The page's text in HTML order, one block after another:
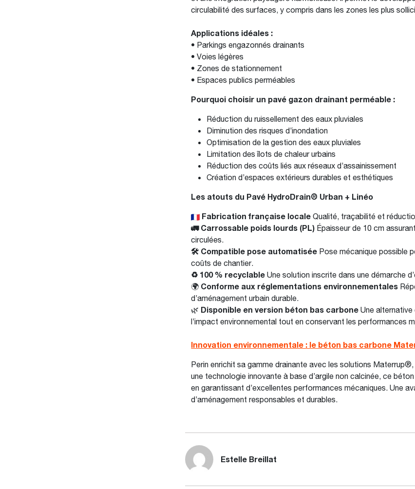
circulabilité des surfaces, y compris dans les zones les plus
Applications idéales :
• Parkings engazonnés drainants
• Voies légères
• Zones de stationnement
• Espaces publics perméables
Pourquoi choisir un pavé gazon drainant perméable :
Réduction du ruissellement des eaux pluviales
Diminution des risques d’inondation
Optimisation de la gestion des eaux pluviales
Limitation des îlots de chaleur urbains
Réduction des coûts liés aux réseaux d’assainissement
Création d’espaces extérieurs durables et esthétiques
Les atouts du Pavé HydroDrain® Urban + Linéo
Fabrication française locale Qualité, traçabilité et
🚛 Carrossable poids lourds (PL) Épaisseur de 10 cm
circulées.
🛠️ Compatible pose automatisée Pose mécanique possible
coûts de chantier.
♻️ 100 % recyclable Une solution inscrite dans une démarche
🌍 Conforme aux réglementations environnementales
d’aménagement urbain durable.
🌿 Disponible en version béton bas carbone Une
l’impact environnemental tout en conservant les performances
Innovation environnementale : le béton bas carbone
Perin enrichit sa gamme drainante avec les solutions
une technologie innovante à base d’argile non calcinée, ce
en garantissant d’excellentes performances mécaniques. Une
d’aménagement responsables et durables.
Estelle Breillat